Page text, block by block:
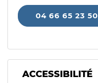
04 66 65 23 50
ACCESSIBILITÉ